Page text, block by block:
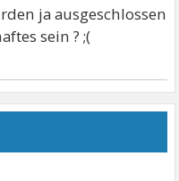
ja ausgeschlossen
sein ? ;(